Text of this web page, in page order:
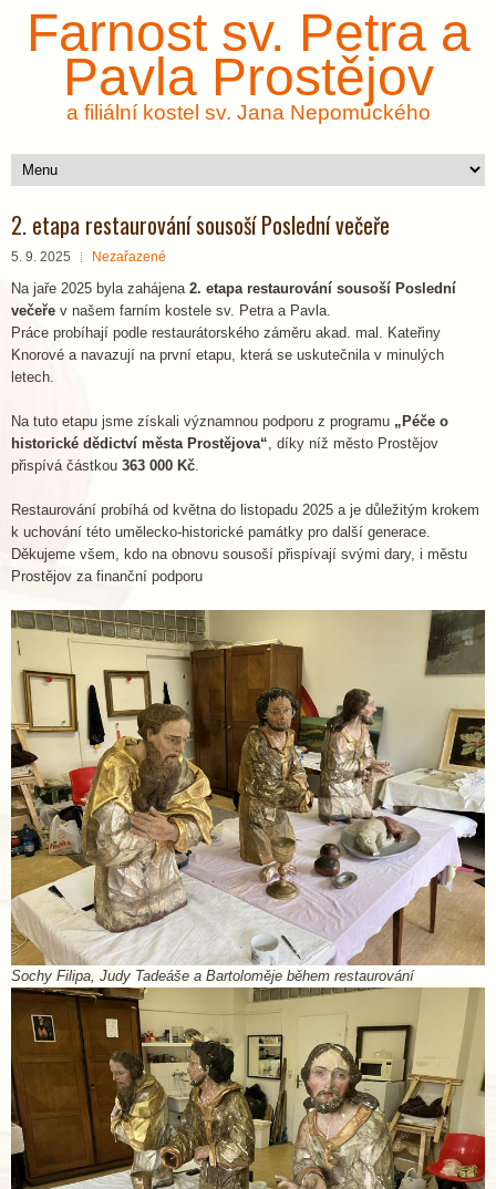
Farnost sv. Petra a
Pavla Prostějov
a filiální kostel sv. Jana Nepomuckého
2. etapa restaurování sousoší Poslední večeře
5. 9. 2025 Nezařazené
Na jaře 2025 byla zahájena 2. etapa restaurování sousoší Poslední
večeře v našem farním kostele sv. Petra a Pavla.
Práce probíhají podle restaurátorského záměru akad. mal. Kateřiny
Knorové a navazují na první etapu, která se uskutečnila v minulých
letech.
Na tuto etapu jsme získali významnou podporu z programu „Péče o
historické dědictví města Prostějova“, díky níž město Prostějov
přispívá částkou 363 000 Kč.
Restaurování probíhá od května do listopadu 2025 a je důležitým krokem
k uchování této umělecko-historické památky pro další generace.
Děkujeme všem, kdo na obnovu sousoší přispívají svými dary, i městu
Prostějov za finanční podporu
Sochy Filipa, Judy Tadeáše a Bartoloměje během restaurování